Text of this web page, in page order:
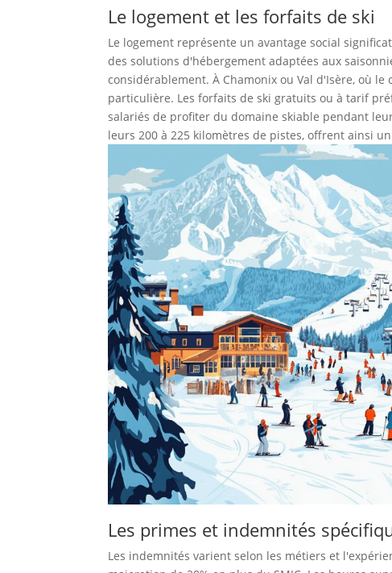
Le logement et les forfaits de ski
Le logement représente un avantage social
des solutions d'hébergement adaptées aux
considérablement. À Chamonix ou Val d'Isère, où
particulière. Les forfaits de ski gratuits ou à tarif
salariés de profiter du domaine skiable pendant
leurs 200 à 225 kilomètres de pistes, offrent ainsi
Les primes et indemnités
Les indemnités varient selon les métiers et